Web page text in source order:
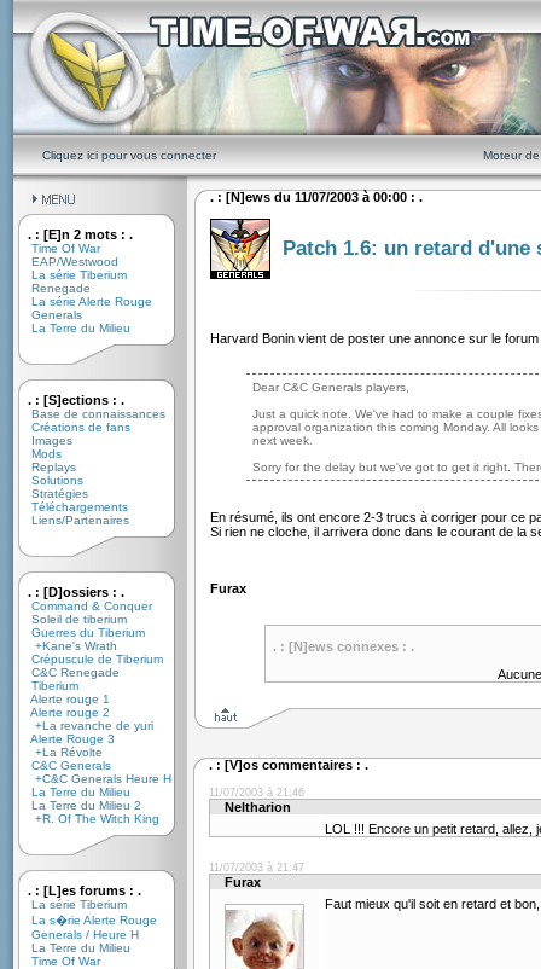
Cliquez ici pour vous connecter Moteur
. : [E]n 2 mots : .
Time Of War
EAP/Westwood
La série Tiberium
Renegade
La série Alerte Rouge
Generals
La Terre du Milieu
. : [S]ections : .
Base de connaissances
Créations de fans
Images
Mods
Replays
Solutions
Stratégies
Téléchargements
Liens/Partenaires
. : [D]ossiers : .
Command & Conquer
Soleil de tiberium
Guerres du Tiberium
+Kane's Wrath
Crépuscule de Tiberium
C&C Renegade
Tiberium
Alerte rouge 1
Alerte rouge 2
+La revanche de yuri
Alerte Rouge 3
+La Révolte
C&C Generals
+C&C Generals Heure H
La Terre du Milieu
La Terre du Milieu 2
+R. Of The Witch King
. : [L]es forums : .
La série Tiberium
La s�rie Alerte Rouge
Generals / Heure H
La Terre du Milieu
Time Of War
. : [N]ews du 11/07/2003 à 00:00 : .
Patch 1.6: un retard d'une
Harvard Bonin vient de poster une annonce sur le
Dear C&C Generals players,
Just a quick note. We've had to make a couple
approval organization this coming Monday. All
next week.
Sorry for the delay but we've got to get it right.
En résumé, ils ont encore 2-3 trucs à corriger pour ce
Si rien ne cloche, il arrivera donc dans le courant de la
Furax
. : [N]ews connexes : .
. : [V]os commentaires : .
11/07/2003 à 21:46
Neltharion
LOL !!! Encore un petit retard, allez,
11/07/2003 à 21:47
Furax
Faut mieux qu'il soit en retard et